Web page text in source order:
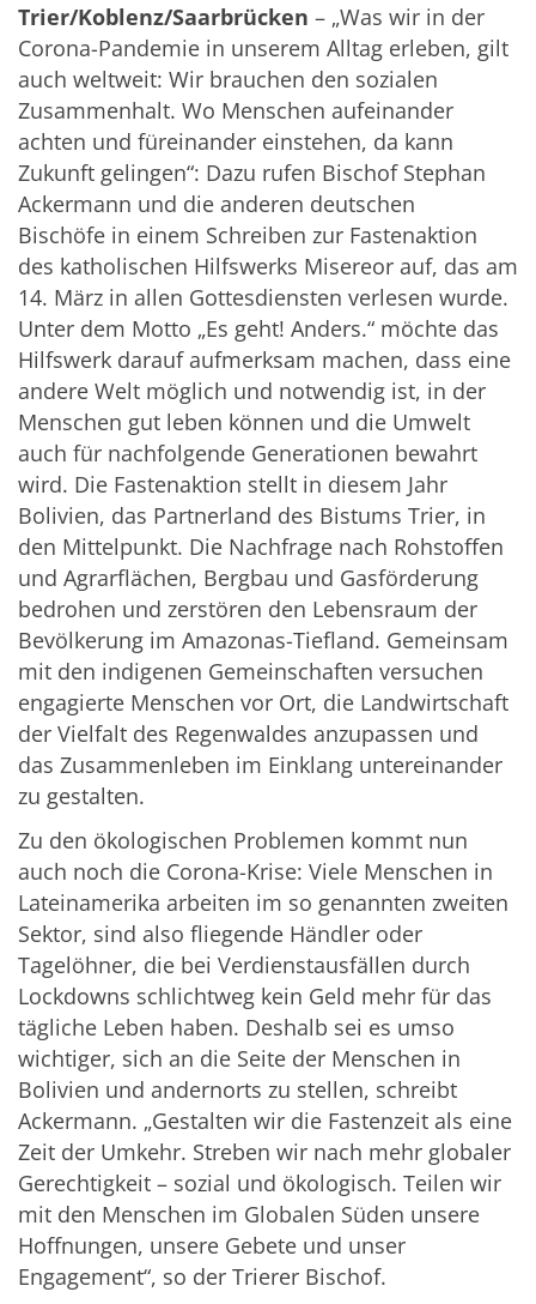
Trier/Koblenz/Saarbrücken – „Was wir in der
Corona-Pandemie in unserem Alltag erleben, gilt
auch weltweit: Wir brauchen den sozialen
Zusammenhalt. Wo Menschen aufeinander
achten und füreinander einstehen, da kann
Zukunft gelingen“: Dazu rufen Bischof Stephan
Ackermann und die anderen deutschen
Bischöfe in einem Schreiben zur Fastenaktion
des katholischen Hilfswerks Misereor auf, das am
14. März in allen Gottesdiensten verlesen wurde.
Unter dem Motto „Es geht! Anders.“ möchte das
Hilfswerk darauf aufmerksam machen, dass eine
andere Welt möglich und notwendig ist, in der
Menschen gut leben können und die Umwelt
auch für nachfolgende Generationen bewahrt
wird. Die Fastenaktion stellt in diesem Jahr
Bolivien, das Partnerland des Bistums Trier, in
den Mittelpunkt. Die Nachfrage nach Rohstoffen
und Agrarflächen, Bergbau und Gasförderung
bedrohen und zerstören den Lebensraum der
Bevölkerung im Amazonas-Tiefland. Gemeinsam
mit den indigenen Gemeinschaften versuchen
engagierte Menschen vor Ort, die Landwirtschaft
der Vielfalt des Regenwaldes anzupassen und
das Zusammenleben im Einklang untereinander
zu gestalten.
Zu den ökologischen Problemen kommt nun
auch noch die Corona-Krise: Viele Menschen in
Lateinamerika arbeiten im so genannten zweiten
Sektor, sind also fliegende Händler oder
Tagelöhner, die bei Verdienstausfällen durch
Lockdowns schlichtweg kein Geld mehr für das
tägliche Leben haben. Deshalb sei es umso
wichtiger, sich an die Seite der Menschen in
Bolivien und andernorts zu stellen, schreibt
Ackermann. „Gestalten wir die Fastenzeit als eine
Zeit der Umkehr. Streben wir nach mehr globaler
Gerechtigkeit – sozial und ökologisch. Teilen wir
mit den Menschen im Globalen Süden unsere
Hoffnungen, unsere Gebete und unser
Engagement“, so der Trierer Bischof.